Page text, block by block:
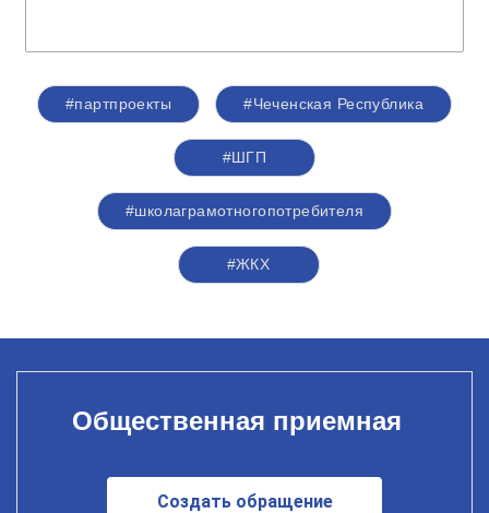
#партпроекты #Чеченская Республика
#ШГП
#школаграмотногопотребителя
#ЖКХ
Общественная приемная
Создать обращение